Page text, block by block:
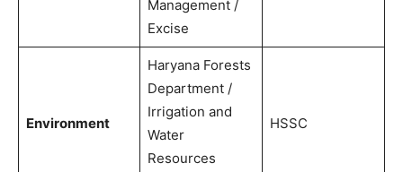
Management /
Excise
Environment
Haryana Forests
Department /
Irrigation and
Water
Resources
HSSC